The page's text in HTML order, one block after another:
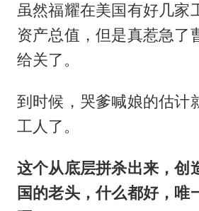
虽然福耀在美国有好几家
资产总值，但是真惹急了
给关了。
到时候，哭爹喊娘的估计
工人了。
这个从底层拼杀出来，创
国的老头，什么都好，唯